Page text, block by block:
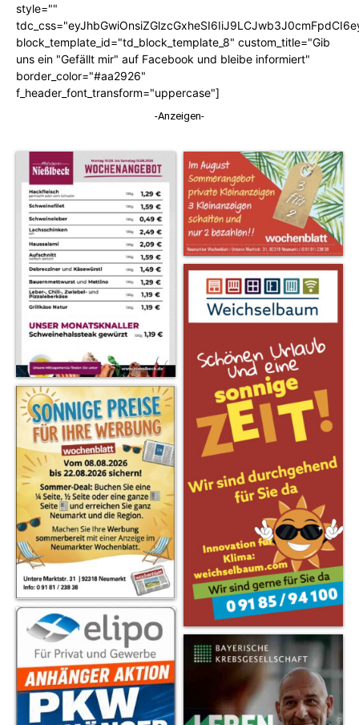
style=""
block_template_id="td_block_template_8" custom_title="Gib
uns ein "Gefällt mir" auf Facebook und bleibe informiert"
border_color="#aa2926"
f_header_font_transform="uppercase"]
-Anzeigen-